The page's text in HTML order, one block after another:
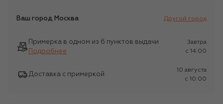
Ваш город Москва Другой город
Примерка в одном из 6 пунктов выдачи
Подробнее
Завтра
c 14:00
Доставка с примеркой
10 августа
c 10:00